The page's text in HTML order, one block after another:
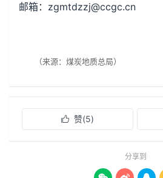
邮箱：zgmtdzzj@ccgc.cn
（来源：煤炭地质总局）
 赞(5)
分享到